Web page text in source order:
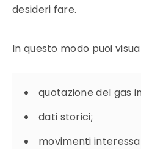
desideri fare.
In questo modo puoi
quotazione del gas
dati storici;
movimenti